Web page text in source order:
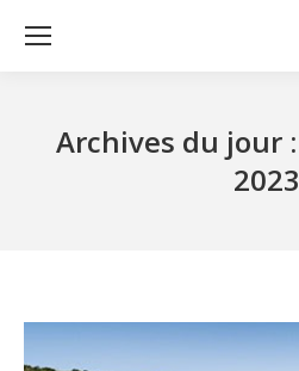
Archives du jour :
2023